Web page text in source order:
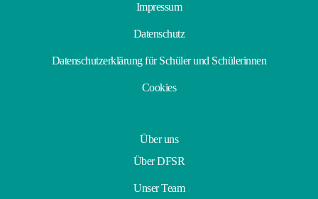
Impressum
Datenschutz
Datenschutzerklärung für Schüler und Schülerinnen
Cookies
Über uns
Über DFSR
Unser Team